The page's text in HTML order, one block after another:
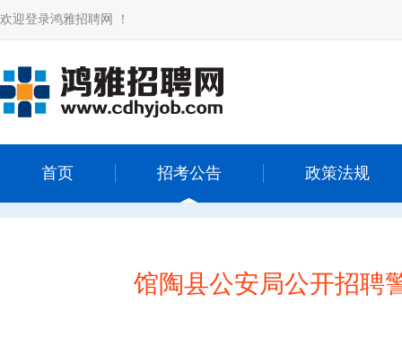
欢迎登录鸿雅招聘网 ！
首页 招考公告 政策法规
馆陶县公安局公开招聘